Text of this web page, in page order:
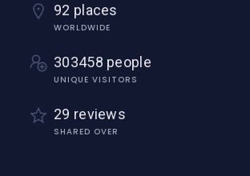
92 places
WORLDWIDE
303458 people
UNIQUE VISITORS
29 reviews
SHARED OVER